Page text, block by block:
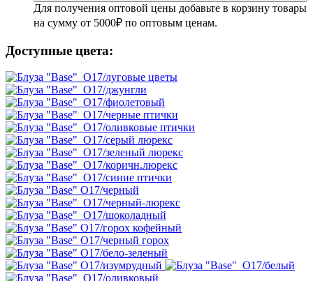
Для получения оптовой цены добавьте в корзину товары
на сумму от 5000₽ по оптовым ценам.
Доступные цвета: